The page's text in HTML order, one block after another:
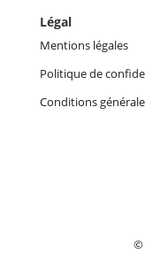
Légal
Mentions légales
Politique de
Conditions
©